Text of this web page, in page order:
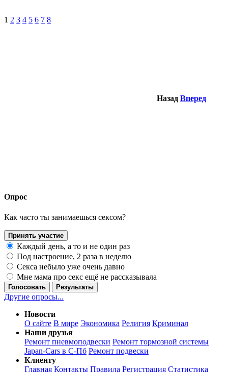
1 2 3 4 5 6 7 8
Назад Вперед
Опрос
Как часто ты занимаешься сексом?
Принять участие
Каждый день, а то и не один раз
Под настроение, 2 раза в неделю
Секса небыло уже очень давно
Мне мама про секс ещё не рассказывала
Голосовать Результаты
Другие опросы...
Новости
О сайте В мире Экономика Религия Криминал
Наши друзья
Ремонт пневмоподвески Ремонт тормозной системы
Japan-Cars в С-Пб Ремонт подвески
Клиенту
Главная Контакты Правила Регистрация Статистика